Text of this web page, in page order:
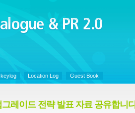
Dialogue &
keylog Location Log Guest Book
레이드 전략 발표 자료 공유합니